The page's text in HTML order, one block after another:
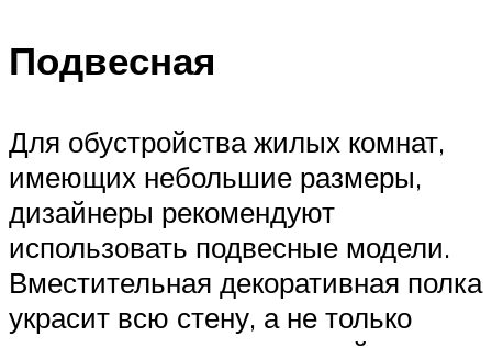
Подвесная
Для обустройства жилых комнат,
имеющих небольшие размеры,
дизайнеры рекомендуют
использовать подвесные модели.
Вместительная декоративная полка
украсит всю стену, а не только